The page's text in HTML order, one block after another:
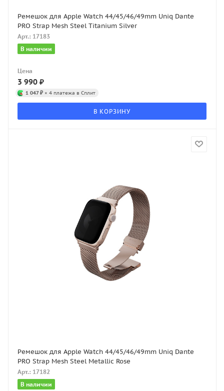
Ремешок для Apple Watch 44/45/46/49mm Uniq Dante
PRO Strap Mesh Steel Titanium Silver
Арт.: 17183
В наличии
Цена
3 990 ₽
1 047 ₽ × 4 платежа в Сплит
В КОРЗИНУ
Ремешок для Apple Watch 44/45/46/49mm Uniq Dante
PRO Strap Mesh Steel Metallic Rose
Арт.: 17182
В наличии